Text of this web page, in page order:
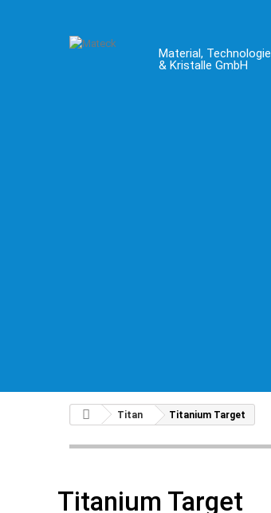
Material, Technologie
& Kristalle GmbH
Titan Titanium Target
Titanium Target